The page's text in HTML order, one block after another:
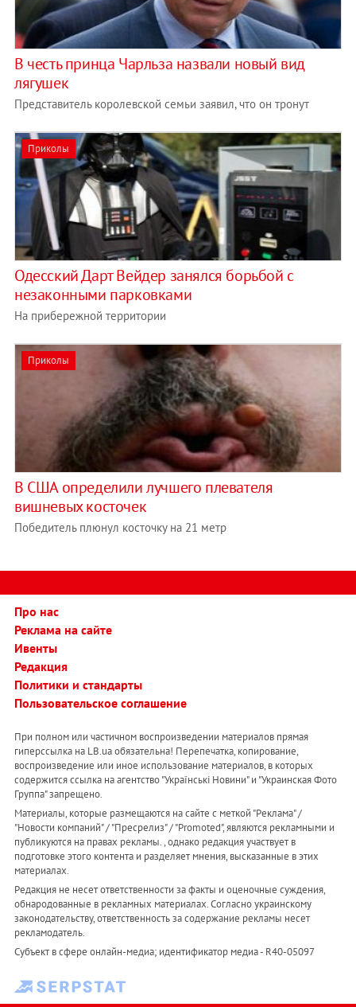
В честь принца Чарльза назвали новый вид
лягушек
Представитель королевской семьи заявил, что он тронут
Приколы
Одесский Дарт Вейдер занялся борьбой с
незаконными парковками
На прибережной территории
Приколы
В США определили лучшего плевателя
вишневых косточек
Победитель плюнул косточку на 21 метр
Про нас
Реклама на сайте
Ивенты
Редакция
Политики и стандарты
Пользовательское соглашение
При полном или частичном воспроизведении материалов прямая
гиперссылка на LB.ua обязательна! Перепечатка, копирование,
воспроизведение или иное использование материалов, в которых
содержится ссылка на агентство "Українськi Новини" и "Украинская Фото
Группа" запрещено.
Материалы, которые размещаются на сайте с меткой "Реклама" /
"Новости компаний" / "Пресрелиз" / "Promoted", являются рекламными и
публикуются на правах рекламы. , однако редакция участвует в
подготовке этого контента и разделяет мнения, высказанные в этих
материалах.
Редакция не несет ответственности за факты и оценочные суждения,
обнародованные в рекламных материалах. Согласно украинскому
законодательству, ответственность за содержание рекламы несет
рекламодатель.
Субъект в сфере онлайн-медиа; идентификатор медиа - R40-05097